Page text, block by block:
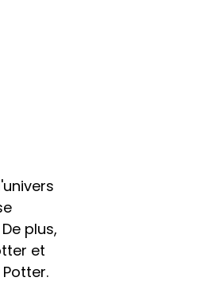
plus,
et